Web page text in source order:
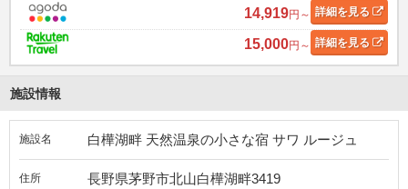
14,919円～ 詳細を見る
15,000円～ 詳細を見る
施設情報
施設名 白樺湖畔 天然温泉の小さな宿 サワ ルージュ
住所 長野県茅野市北山白樺湖畔3419